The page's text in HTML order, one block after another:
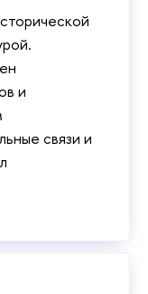
и
связи и